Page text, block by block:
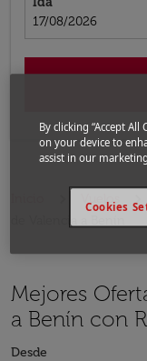
fc-booking-
17/08/2026
Vuelos
Mejores
a Benín con
Desde
By clicking “Accept
on your device to
assist in our
Cookies